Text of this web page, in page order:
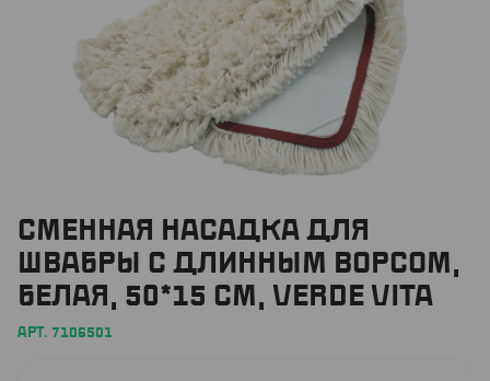
СМЕННАЯ НАСАДКА ДЛЯ
ШВАБРЫ С ДЛИННЫМ ВОРСОМ,
БЕЛАЯ, 50*15 СМ, VERDE VITA
АРТ. 7106501